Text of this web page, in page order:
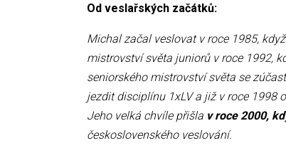
Od veslařských začátků:
Michal začal veslovat v roce 1985,
mistrovství světa juniorů v roce 1992,
seniorského mistrovství světa se
jezdit disciplínu 1xLV a již v roce 1998
Jeho velká chvíle přišla v roce 2000,
československého veslování.